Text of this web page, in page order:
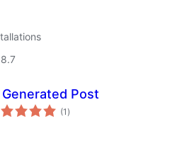
Generated Post
(1 total
ratings
)